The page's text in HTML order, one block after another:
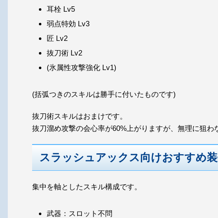
耳栓 Lv5
弱点特効 Lv3
匠 Lv2
抜刀術 Lv2
(氷属性攻撃強化 Lv1)
(括弧つきのスキルは勝手に付いたものです)
抜刀術スキルはおまけです。
抜刀溜め攻撃の会心率が60%上がりますが、無理に狙わ
スラッシュアックス向けおすすめ
集中を軸としたスキル構成です。
武器：スロット不問